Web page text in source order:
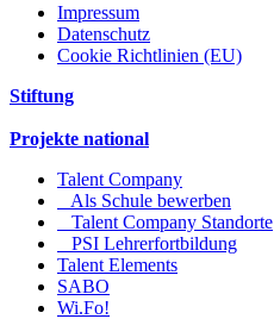
Impressum
Datenschutz
Cookie Richtlinien (EU)
Stiftung
Projekte national
Talent Company
Als Schule bewerben
Talent Company Standorte
PSI Lehrerfortbildung
Talent Elements
SABO
Wi.Fo!